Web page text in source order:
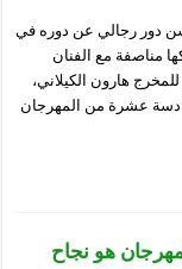
دور رجالي عن دوره في
مناصفة مع الفنان
هارون الكيلاني،
عشرة من المهرجان
هو نجاح